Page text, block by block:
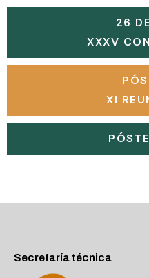
26
XXXV
XI
Secretaría técnica